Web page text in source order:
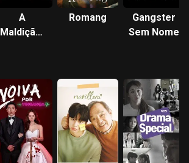
A
Maldição:
Mortos
Romang
Gangster
Sem Nome